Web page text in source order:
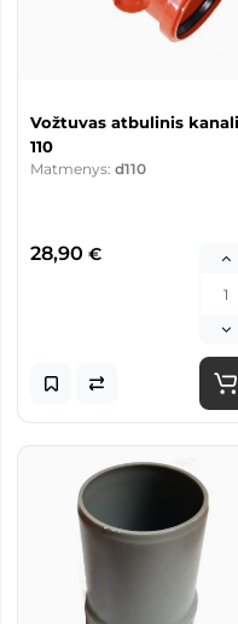
Vožtuvas atbulinis
110
Matmenys: d110
28,90 €